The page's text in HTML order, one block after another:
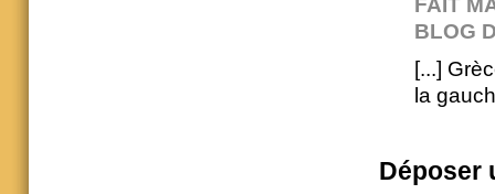
FAIT
BLOG
[...]
la
Déposer